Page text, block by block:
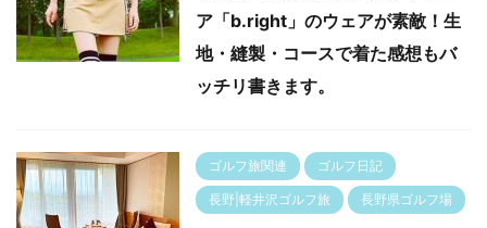
ア「b.right」のウェアが素敵！生
地・縫製・コースで着た感想もバ
ッチリ書きます。
ゴルフ旅関連 ゴルフ日記
長野|軽井沢ゴルフ旅 長野県ゴルフ場